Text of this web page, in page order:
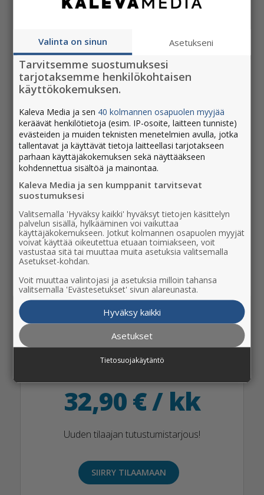
Lehti
Digilukuoikeudet
Digilukuoikeudet sinulle ja kolmelle
samassa taloudessa asuvalle
Ilkka-Pohjalainen Digi +
Lehti
Rajaton digilukuoikeus
32,90 € / kk
Uuden tilaajan tutustumistarjous!
SIIRRY TILAAMAAN
Valinta on sinun Asetukseni
Tarvitsemme suostumuksesi
tarjotaksemme henkilökohtaisen
käyttökokemuksen.
Kaleva Media ja sen 40 kolmannen osapuolen myyjää
keräävät henkilötietoja (esim. IP-osoite, laitteen tunniste)
evästeiden ja muiden teknisten menetelmien avulla, jotka
tallentavat ja käyttävät tietoja laitteellasi tarjotakseen
parhaan käyttäjäkokemuksen sekä näyttääkseen
kohdennettua sisältöä ja mainontaa.
Kaleva Media ja sen kumppanit tarvitsevat
suostumuksesi
Valitsemalla 'Hyväksy kaikki' hyväksyt tietojen käsittelyn
palvelun sisällä, hylkääminen voi vaikuttaa
käyttäjäkokemukseen. Jotkut kolmannen osapuolen myyjät
voivat käyttää oikeutettua etuaan toimiakseen, voit
vastustaa sitä tai muuttaa muita asetuksia valitsemalla
Asetukset-kohdan.
Voit muuttaa valintojasi ja asetuksia milloin tahansa
valitsemalla 'Evästesetukset' sivun alareunasta.
Hyväksy kaikki
Asetukset
Tietosuojakäytäntö